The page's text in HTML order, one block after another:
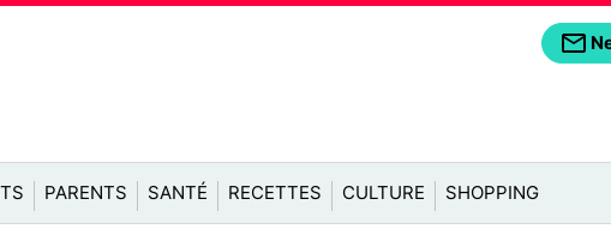
PARENTS SANTÉ RECETTES CULTURE SHOPPING